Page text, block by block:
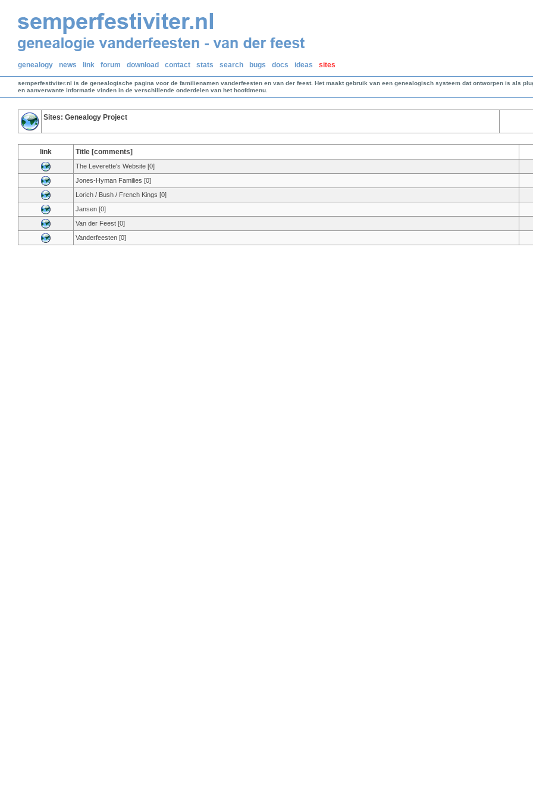
genealogy news link forum download contact stats search bugs docs ideas sites
semperfestiviter.nl is de genealogische pagina voor de familienamen vanderfeesten en van der feest. Het maakt gebruik van een genealogisch systeem dat ontworpen is als
en aanverwante informatie vinden in de verschillende onderdelen van het hoofdmenu.
Sites: Genealogy Project
link Title [comments]
The Leverette's Website [0]
Jones-Hyman Families [0]
Lorich / Bush / French Kings [0]
Jansen [0]
Van der Feest [0]
Vanderfeesten [0]